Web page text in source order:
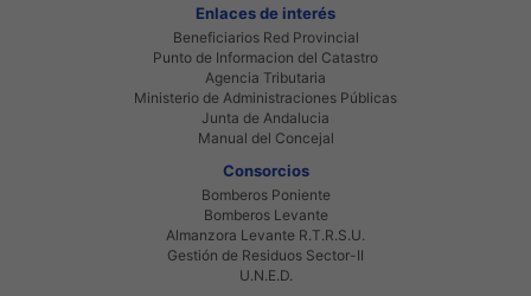
Enlaces de interés
Beneficiarios Red Provincial
Punto de Informacion del Catastro
Agencia Tributaria
Ministerio de Administraciones Públicas
Junta de Andalucia
Manual del Concejal
Consorcios
Bomberos Poniente
Bomberos Levante
Almanzora Levante R.T.R.S.U.
Gestión de Residuos Sector-II
U.N.E.D.